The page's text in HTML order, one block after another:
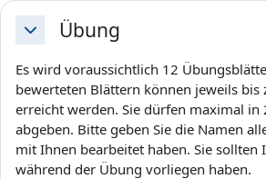
EinklappenÜbung
Es wird voraussichtlich 12
bewerteten Blättern können jeweils bis
erreicht werden. Sie dürfen maximal in
abgeben. Bitte geben Sie die Namen
mit Ihnen bearbeitet haben. Sie sollten
während der Übung vorliegen haben.